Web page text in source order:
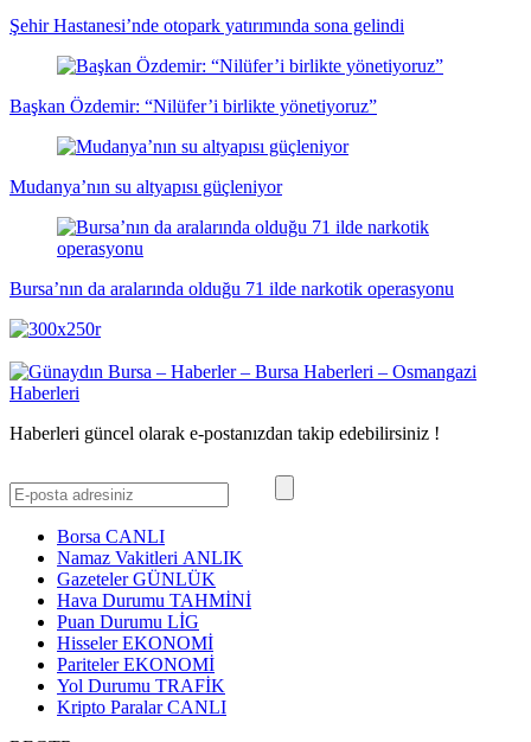
Şehir Hastanesi’nde otopark yatırımında sona gelindi
Başkan Özdemir: “Nilüfer’i birlikte yönetiyoruz”
Mudanya’nın su altyapısı güçleniyor
Bursa’nın da aralarında olduğu 71 ilde narkotik operasyonu
Haberleri güncel olarak e-postanızdan takip edebilirsiniz !
Borsa CANLI
Namaz Vakitleri ANLIK
GazetelerGÜNLÜK
Hava Durumu TAHMİNİ
Puan Durumu LİG
HisselerEKONOMİ
ParitelerEKONOMİ
Yol Durumu TRAFİK
Kripto ParalarCANLI